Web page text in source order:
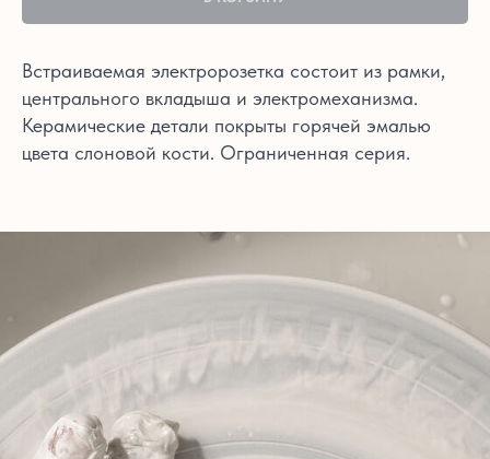
Встраиваемая электророзетка состоит из рамки,
центрального вкладыша и электромеханизма.
Керамические детали покрыты горячей эмалью
цвета слоновой кости. Ограниченная серия.